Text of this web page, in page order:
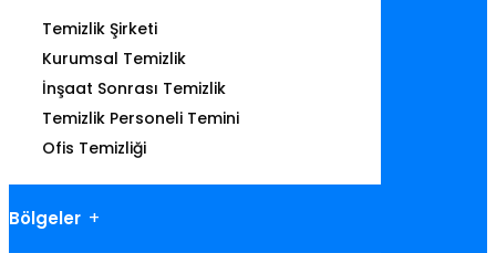
Temizlik Şirketi
Kurumsal Temizlik
İnşaat Sonrası Temizlik
Temizlik Personeli Temini
Ofis Temizliği
Bölgeler